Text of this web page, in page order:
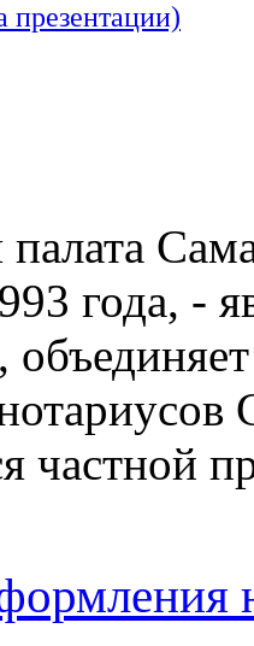
презентации)
года, -
частной